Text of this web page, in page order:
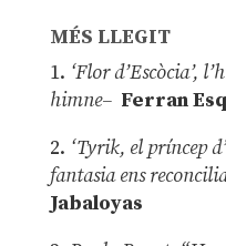
MÉS LLEGIT
1. ‘Flor d’Escòcia’,
himne– Ferran
2. ‘Tyrik, el príncep
fantasia ens
Jabaloyas